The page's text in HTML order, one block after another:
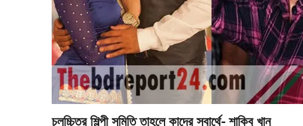
চলচ্চিত্র শিল্পী সমিতি তাহলে কাদের স্বার্থে- শাকিব খান